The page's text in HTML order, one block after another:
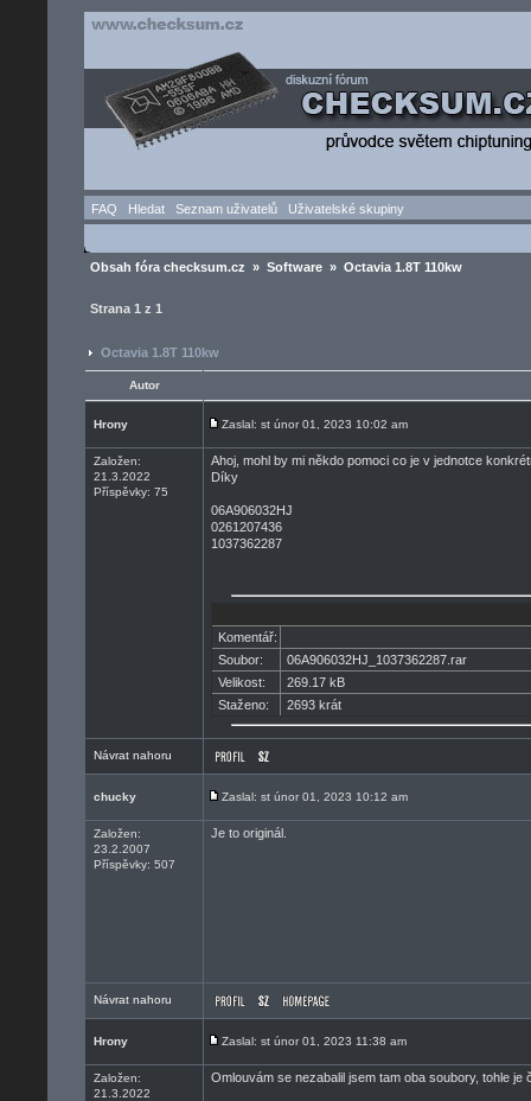
FAQ Hledat Seznam uživatelů Uživatelské skupiny
Obsah fóra checksum.cz » Software » Octavia 1.8T 110kw
Strana 1 z 1
Octavia 1.8T 110kw
Autor
Hrony Zaslal: st únor 01, 2023 10:02 am
Založen:
21.3.2022
Příspěvky: 75
Ahoj, mohl by mi někdo pomoci co je v jednotce
Díky
06A906032HJ
0261207436
1037362287
Komentář:
Soubor:
06A906032HJ_1037362287.rar
Velikost:
269.17 kB
Staženo:
2693 krát
Návrat nahoru
chucky Zaslal: st únor 01, 2023 10:12 am
Založen:
23.2.2007
Příspěvky: 507
Je to originál.
Návrat nahoru
Hrony Zaslal: st únor 01, 2023 11:38 am
Založen:
21.3.2022
Omlouvám se nezabalil jsem tam oba soubory, tohle